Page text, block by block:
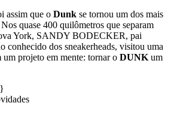
assim que o Dunk se tornou um dos mais
quase 400 quilômetros que separam
York, SANDY BODECKER, pai
conhecido dos sneakerheads, visitou uma
um projeto em mente: tornar o DUNK um